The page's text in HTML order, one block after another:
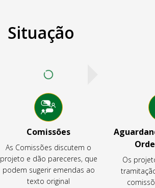
Situação
Comissões
As Comissões discutem o
projeto e dão pareceres, que
podem sugerir emendas ao
texto original
Os